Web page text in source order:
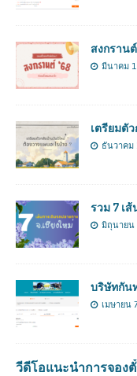
สงกรานต์
มีนาคม
เตรียมตั
ธันวาคม
รวม 7 เ
มิถุนายน
บริษัทกัน
เมษายน
วีดีโอแนะนำการจอง